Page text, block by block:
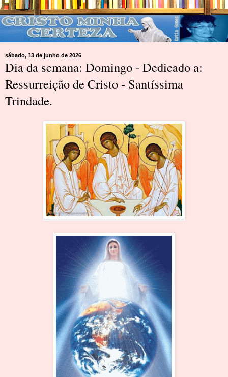
sábado, 13 de junho de 2026
Dia da semana: Domingo - Dedicado a:
Ressurreição de Cristo - Santíssima
Trindade.